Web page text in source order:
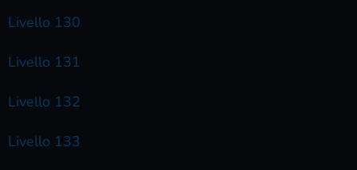
Livello 130
Livello 131
Livello 132
Livello 133